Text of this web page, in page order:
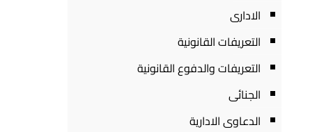
الادارى
التعريفات القانونية
التعريفات والدفوع القانونية
الجنائى
الدعاوى الادارية